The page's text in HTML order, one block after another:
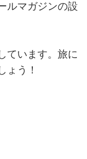
ルマガジンの設
ています。旅に
ょう！